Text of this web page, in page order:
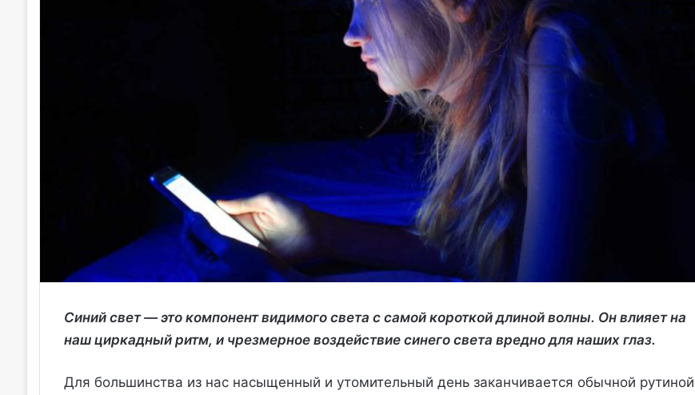
Синий свет — это компонент видимого света с самой короткой длиной волны. Он влияет на
наш циркадный ритм, и чрезмерное воздействие синего света вредно для наших глаз.
Для большинства из нас насыщенный и утомительный день заканчивается обычной рутиной